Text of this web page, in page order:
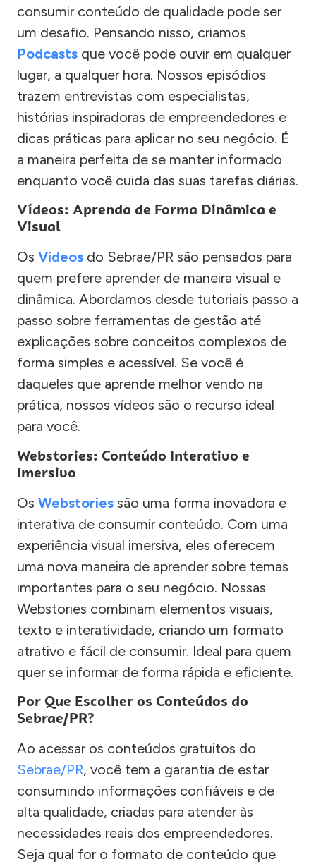
consumir conteúdo de qualidade pode ser
um desafio. Pensando nisso, criamos
Podcasts que você pode ouvir em qualquer
lugar, a qualquer hora. Nossos episódios
trazem entrevistas com especialistas,
histórias inspiradoras de empreendedores e
dicas práticas para aplicar no seu negócio. É
a maneira perfeita de se manter informado
enquanto você cuida das suas tarefas diárias.
Vídeos: Aprenda de Forma Dinâmica e
Visual
Os Vídeos do Sebrae/PR são pensados para
quem prefere aprender de maneira visual e
dinâmica. Abordamos desde tutoriais passo a
passo sobre ferramentas de gestão até
explicações sobre conceitos complexos de
forma simples e acessível. Se você é
daqueles que aprende melhor vendo na
prática, nossos vídeos são o recurso ideal
para você.
Webstories: Conteúdo Interativo e
Imersivo
Os Webstories são uma forma inovadora e
interativa de consumir conteúdo. Com uma
experiência visual imersiva, eles oferecem
uma nova maneira de aprender sobre temas
importantes para o seu negócio. Nossas
Webstories combinam elementos visuais,
texto e interatividade, criando um formato
atrativo e fácil de consumir. Ideal para quem
quer se informar de forma rápida e eficiente.
Por Que Escolher os Conteúdos do
Sebrae/PR?
Ao acessar os conteúdos gratuitos do
Sebrae/PR, você tem a garantia de estar
consumindo informações confiáveis e de
alta qualidade, criadas para atender às
necessidades reais dos empreendedores.
Seja qual for o formato de conteúdo que